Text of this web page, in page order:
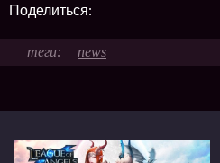
Поделиться:
news